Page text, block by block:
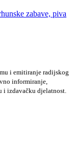
zabave, piva
i emitiranje radijskog
informiranje,
i izdavačku djelatnost.